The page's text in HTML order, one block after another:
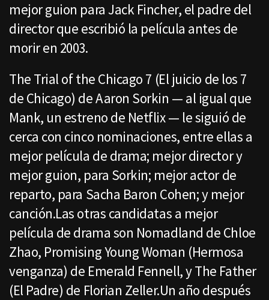
mejor guion para Jack Fincher, el padre del
director que escribió la película antes de
morir en 2003.
The Trial of the Chicago 7 (El juicio de los 7
de Chicago) de Aaron Sorkin — al igual que
Mank, un estreno de Netflix — le siguió de
cerca con cinco nominaciones, entre ellas a
mejor película de drama; mejor director y
mejor guion, para Sorkin; mejor actor de
reparto, para Sacha Baron Cohen; y mejor
canción.Las otras candidatas a mejor
película de drama son Nomadland de Chloe
Zhao, Promising Young Woman (Hermosa
venganza) de Emerald Fennell, y The Father
(El Padre) de Florian Zeller.Un año después